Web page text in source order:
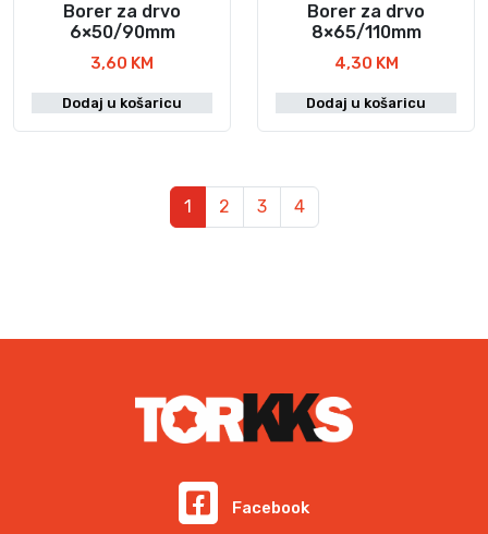
Borer za drvo
6×50/90mm
3,60 KM
Dodaj u košaricu
Borer za drvo
8×65/110mm
4,30 KM
Dodaj u košaricu
Trenutna stranica
1 Stranica
2 Stranica
3 Stranica
4
Facebook